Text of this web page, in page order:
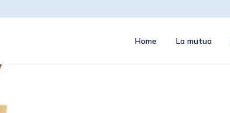
Home La mutua